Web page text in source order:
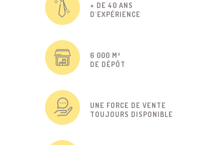
+ DE 40 ANS
D'EXPÉRIENCE
6 000 M²
DE DÉPÔT
UNE FORCE DE VENTE
TOUJOURS DISPONIBLE